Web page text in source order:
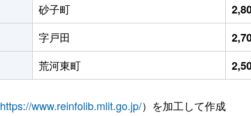
砂子町
字戸田
荒河東町
https://www.reinfolib.mlit.go.jp/）を加工して作成